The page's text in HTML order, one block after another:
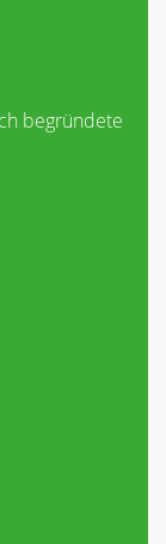
begründete